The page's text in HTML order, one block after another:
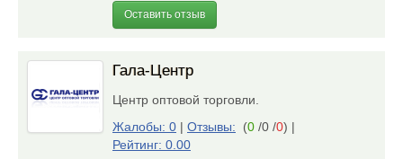
Оставить отзыв
Гала-Центр
Центр оптовой торговли.
Жалобы: 0 | Отзывы: (0 /0 /0) |
Рейтинг: 0.00